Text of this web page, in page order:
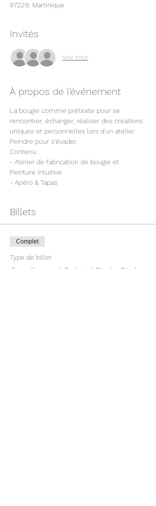
97229, Martinique
Invités
Voir tout
À propos de l'événement
La bougie comme prétexte pour se
rencontrer, échanger, réaliser des créations
uniques et personnelles lors d'un atelier.
Peindre pour s'évader.
Contenu :
- Atelier de fabrication de bougie et
Peinture intuitive
- Apéro & Tapas
Billets
Complet
Type de billet
Candle and Paint / Early Bird